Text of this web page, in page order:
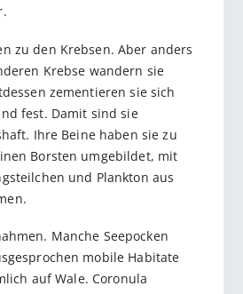
zu den Krebsen. Aber anders
Krebse wandern sie
zementieren sie sich
fest. Damit sind sie
Ihre Beine haben sie zu
Borsten umgebildet, mit
und Plankton aus
Manche Seepocken
mobile Habitate
auf Wale. Coronula